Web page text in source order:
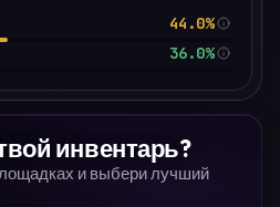
44.0%
36.0%
инвентарь?
и выбери лучший